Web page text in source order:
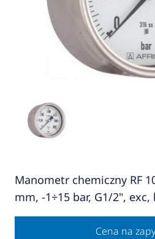
Manometr chemiczny RF
mm, -1÷15 bar, G1/2", exc,
Cena na